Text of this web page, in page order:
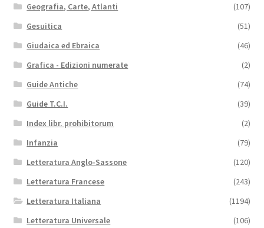
Geografia, Carte, Atlanti
(107)
Gesuitica
(51)
Giudaica ed Ebraica
(46)
Grafica - Edizioni numerate
(2)
Guide Antiche
(74)
Guide T.C.I.
(39)
Index libr. prohibitorum
(2)
Infanzia
(79)
Letteratura Anglo-Sassone
(120)
Letteratura Francese
(243)
Letteratura Italiana
(1194)
Letteratura Universale
(106)